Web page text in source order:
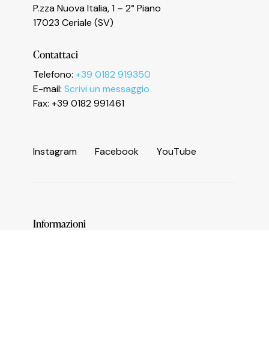
P.zza Nuova Italia, 1 – 2° Piano
17023 Ceriale (SV)
Contattaci
Telefono: +39 0182 919350
E-mail: Scrivi un messaggio
Fax: +39 0182 991461
Instagram Facebook YouTube
Informazioni